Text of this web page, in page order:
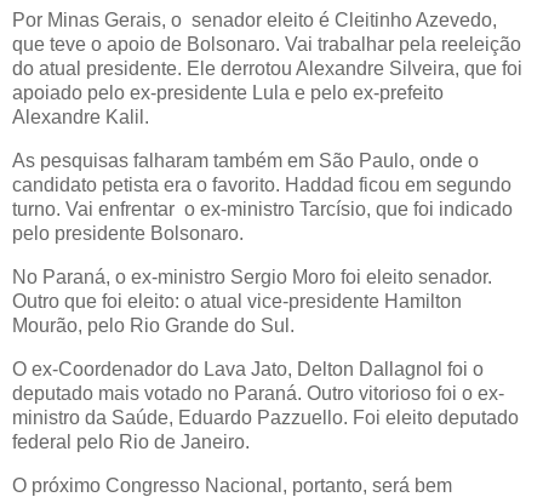
Por Minas Gerais, o senador eleito é Cleitinho Azevedo,
que teve o apoio de Bolsonaro. Vai trabalhar pela reeleição
do atual presidente. Ele derrotou Alexandre Silveira, que foi
apoiado pelo ex-presidente Lula e pelo ex-prefeito
Alexandre Kalil.
As pesquisas falharam também em São Paulo, onde o
candidato petista era o favorito. Haddad ficou em segundo
turno. Vai enfrentar o ex-ministro Tarcísio, que foi indicado
pelo presidente Bolsonaro.
No Paraná, o ex-ministro Sergio Moro foi eleito senador.
Outro que foi eleito: o atual vice-presidente Hamilton
Mourão, pelo Rio Grande do Sul.
O ex-Coordenador do Lava Jato, Delton Dallagnol foi o
deputado mais votado no Paraná. Outro vitorioso foi o ex-
ministro da Saúde, Eduardo Pazzuello. Foi eleito deputado
federal pelo Rio de Janeiro.
O próximo Congresso Nacional, portanto, será bem